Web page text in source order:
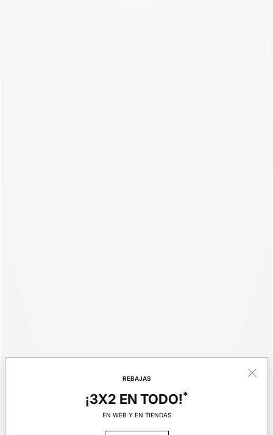
REBAJAS
¡3X2 EN TODO!*
EN WEB Y EN TIENDAS